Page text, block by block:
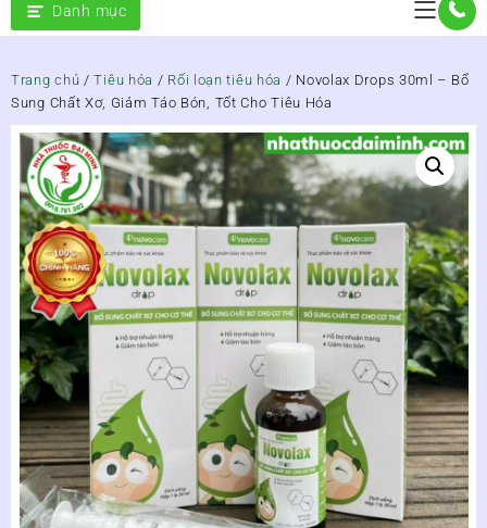
Danh mục
Trang chủ /Tiêu hóa / Rối loạn tiêu hóa / Novolax Drops 30ml – Bổ
Sung Chất Xơ, Giảm Táo Bón, Tốt Cho Tiêu Hóa